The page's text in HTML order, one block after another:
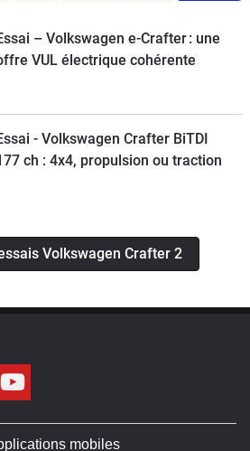
– Volkswagen e-Crafter : une
VUL électrique cohérente
- Volkswagen Crafter BiTDI
ch : 4x4, propulsion ou traction
Volkswagen Crafter 2
mobiles